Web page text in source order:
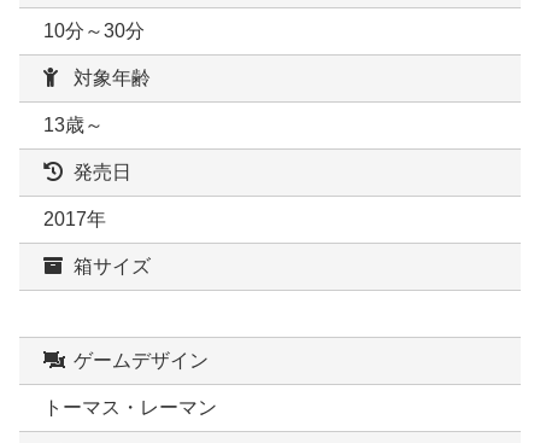
10分～30分
対象年齢
13歳～
発売日
2017年
箱サイズ
ゲームデザイン
トーマス・レーマン